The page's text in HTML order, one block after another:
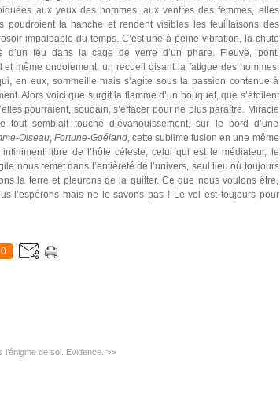
aux yeux des hommes, aux ventres des femmes, elles
poudroient la hanche et rendent visibles les feuillaisons des
impalpable du temps. C’est une à peine vibration, la chute
d’un feu dans la cage de verre d’un phare. Fleuve, pont,
même ondoiement, un recueil disant la fatigue des hommes,
en eux, sommeille mais s’agite sous la passion contenue à
Alors voici que surgit la flamme d’un bouquet, que s’étoilent
pourraient, soudain, s’effacer pour ne plus paraître. Miracle
semblait touché d’évanouissement, sur le bord d’une
Oiseau,Fortune-Goéland, cette sublime fusion en une même
libre de l’hôte céleste, celui qui est le médiateur, le
nous remet dans l’entièreté de l’univers, seul lieu où toujours
la terre et pleurons de la quitter. Ce que nous voulons être,
l’espérons mais ne le savons pas ! Le vol est toujours pour
0
l’énigme de soi. Evidence. >>